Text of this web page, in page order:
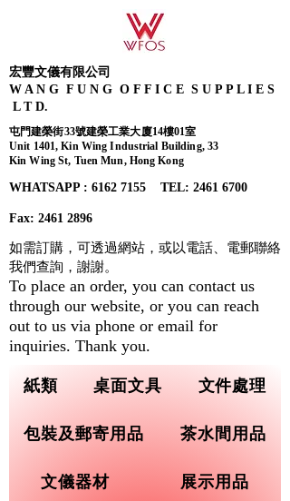
宏豐文儀有限公司
W A N G F U N G O F F I C E S U P P L I E S
L T D.
屯門建榮街33號建榮工業大廈14樓01室
Unit 1401, Kin Wing Industrial Building, 33
Kin Wing St, Tuen Mun, Hong Kong
WHATSAPP : 6162 7155​ TEL: 2461 6700
Fax: 2461 2896
紙類 桌面文具 文件處理
包裝及郵寄用品 茶水間用品
文儀器材 展示用品
如需訂購，可透過網站，或以電話、電郵聯絡
我們查詢， 謝謝。
To place an order, you can contact us
through our website, or you can reach
out to us via phone or email for
inquiries. Thank you.